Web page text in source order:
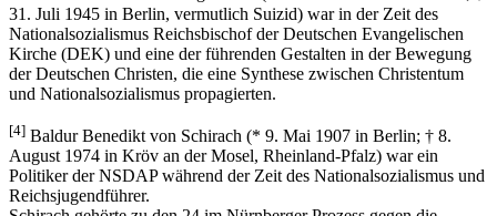
31. Juli 1945 in Berlin, vermutlich Suizid) war in der Zeit des
Nationalsozialismus Reichsbischof der Deutschen Evangelischen
Kirche (DEK) und eine der führenden Gestalten in der Bewegung
der Deutschen Christen, die eine Synthese zwischen Christentum
und Nationalsozialismus propagierten.
[4] Baldur Benedikt von Schirach (* 9. Mai 1907 in Berlin; † 8.
August 1974 in Kröv an der Mosel, Rheinland-Pfalz) war ein
Politiker der NSDAP während der Zeit des Nationalsozialismus und
Reichsjugendführer.